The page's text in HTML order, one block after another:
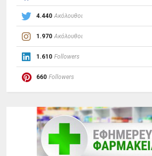
4.440 Ακόλουθοι
1.970 Ακόλουθοι
1.610 Followers
660 Followers